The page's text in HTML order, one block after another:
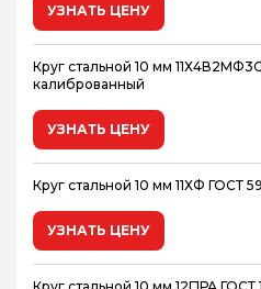
УЗНАТЬ ЦЕНУ
Круг стальной 10 мм
калиброванный
УЗНАТЬ ЦЕНУ
Круг стальной 10 мм 11ХФ ГОСТ
УЗНАТЬ ЦЕНУ